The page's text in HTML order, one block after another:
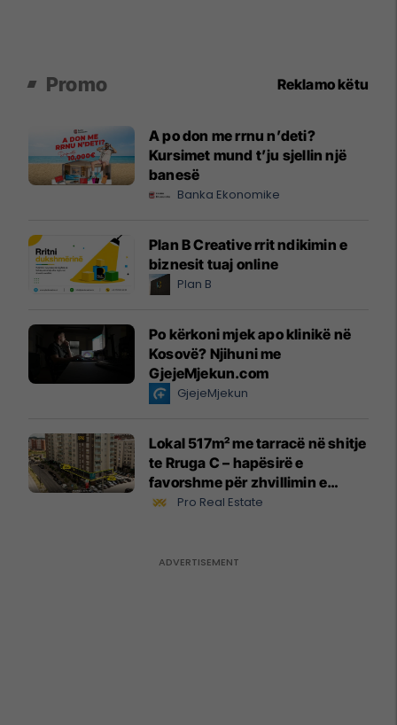
Promo Reklamo këtu
A po don me rrnu n’deti?
Kursimet mund t’ju sjellin një
banesë
Banka Ekonomike
Plan B Creative rrit ndikimin e
biznesit tuaj online
Plan B
Po kërkoni mjek apo klinikë në
Kosovë? Njihuni me
GjejeMjekun.com
GjejeMjekun
Lokal 517m² me tarracë në shitje
te Rruga C – hapësirë e
favorshme për zhvillimin e
biznesit #15796
Pro Real Estate